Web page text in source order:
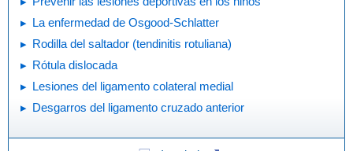
La enfermedad de Osgood-Schlatter
Rodilla del saltador (tendinitis rotuliana)
Rótula dislocada
Lesiones del ligamento colateral medial
Desgarros del ligamento cruzado anterior